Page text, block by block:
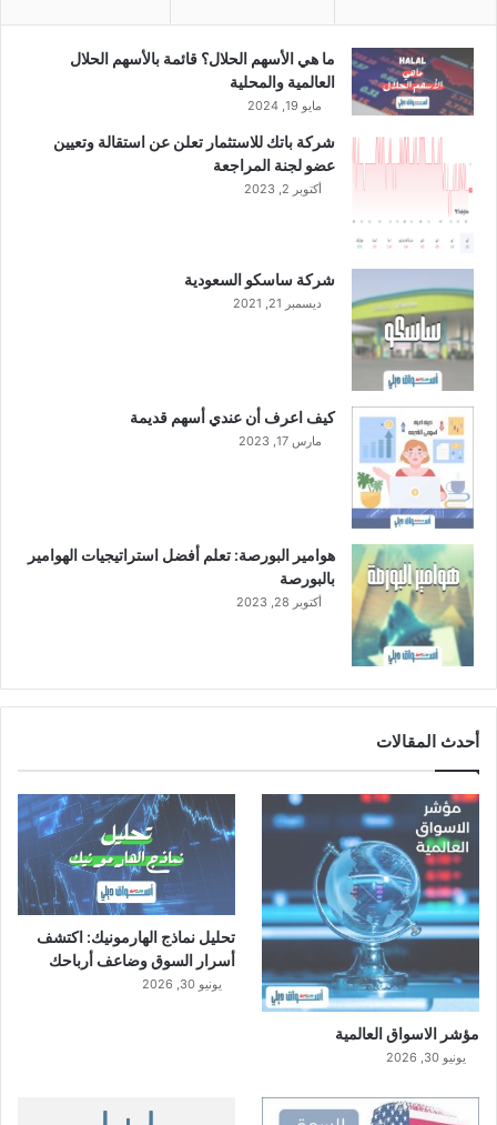
ما هي الأسهم الحلال؟ قائمة بالأسهم الحلال
العالمية والمحلية
مايو 19, 2024
شركة باتك للاستثمار تعلن عن استقالة وتعيين
عضو لجنة المراجعة
أكتوبر 2, 2023
شركة ساسكو السعودية
ديسمبر 21, 2021
كيف اعرف أن عندي أسهم قديمة
مارس 17, 2023
هوامير البورصة: تعلم أفضل استراتيجيات الهوامير
بالبورصة
أكتوبر 28, 2023
أحدث المقالات
مؤشر الاسواق العالمية
يونيو 30, 2026
تحليل نماذج الهارمونيك: اكتشف
أسرار السوق وضاعف أرباحك
يونيو 30, 2026